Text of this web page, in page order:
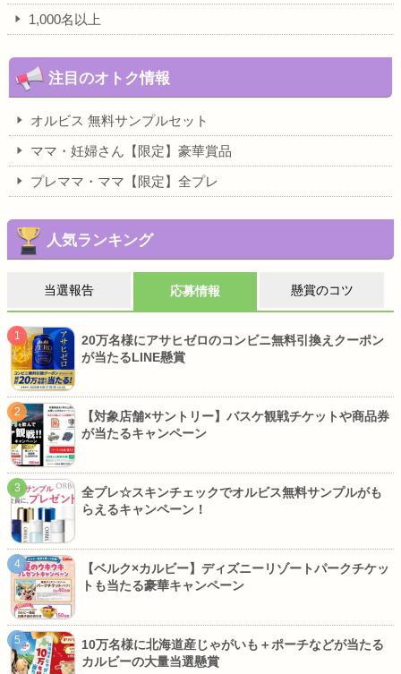
1,000名以上
注目のオトク情報
オルビス 無料サンプルセット
ママ・妊婦さん【限定】豪華賞品
プレママ・ママ【限定】全プレ
人気ランキング
当選報告 応募情報 懸賞のコツ
20万名様にアサヒゼロのコンビニ無料引換えクーポン
が当たるLINE懸賞
【対象店舗×サントリー】バスケ観戦チケットや商品券
が当たるキャンペーン
全プレ☆スキンチェックでオルビス無料サンプルがも
らえるキャンペーン！
【ベルク×カルビー】ディズニーリゾートパークチケッ
トも当たる豪華キャンペーン
10万名様に北海道産じゃがいも＋ポーチなどが当たる
カルビーの大量当選懸賞